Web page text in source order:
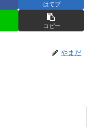
はてブ
コピー
やまだ